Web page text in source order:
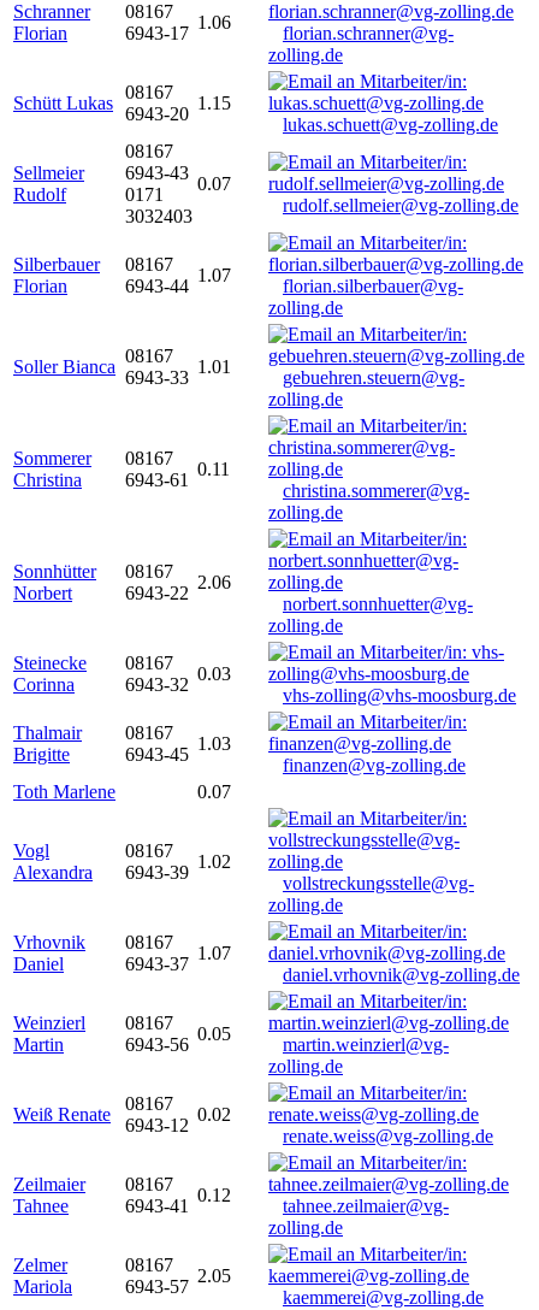
Schranner
Florian
08167
6943-17
1.06
florian.schranner@vg-
zolling.de
Schütt Lukas
08167
6943-20
1.15
lukas.schuett@vg-zolling.de
Sellmeier
Rudolf
08167
6943-43
0171
3032403
0.07
rudolf.sellmeier@vg-zolling.de
Silberbauer
Florian
08167
6943-44
1.07
florian.silberbauer@vg-
zolling.de
Soller Bianca
08167
6943-33
1.01
gebuehren.steuern@vg-
zolling.de
Sommerer
Christina
08167
6943-61
0.11
christina.sommerer@vg-
zolling.de
Sonnhütter
Norbert
08167
6943-22
2.06
norbert.sonnhuetter@vg-
zolling.de
Steinecke
Corinna
08167
6943-32
0.03
vhs-zolling@vhs-moosburg.de
Thalmair
Brigitte
08167
6943-45
1.03
finanzen@vg-zolling.de
Toth Marlene
0.07
Vogl
Alexandra
08167
6943-39
1.02
vollstreckungsstelle@vg-
zolling.de
Vrhovnik
Daniel
08167
6943-37
1.07
daniel.vrhovnik@vg-zolling.de
Weinzierl
Martin
08167
6943-56
0.05
martin.weinzierl@vg-
zolling.de
Weiß Renate
08167
6943-12
0.02
renate.weiss@vg-zolling.de
Zeilmaier
Tahnee
08167
6943-41
0.12
tahnee.zeilmaier@vg-
zolling.de
Zelmer
Mariola
08167
6943-57
2.05
kaemmerei@vg-zolling.de